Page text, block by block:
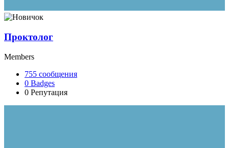
Проктолог
Members
755 сообщения
0 Badges
0 Репутация